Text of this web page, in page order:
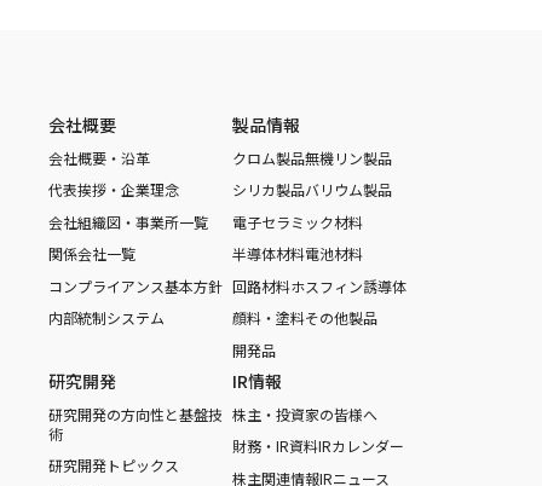
会社概要
会社概要・沿革
代表挨拶・企業理念
会社組織図・事業所一覧
関係会社一覧
コンプライアンス基本方針
内部統制システム
製品情報
クロム製品無機リン製品
シリカ製品バリウム製品
電子セラミック材料
半導体材料電池材料
回路材料ホスフィン誘導体
顔料・塗料その他製品
開発品
研究開発
研究開発の方向性と基盤技
術
研究開発トピックス
IR情報
株主・投資家の皆様へ
財務・IR資料IRカレンダー
株主関連情報IRニュース